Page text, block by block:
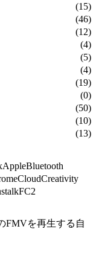
(15)
(46)
(12)
(4)
(5)
(4)
(19)
(0)
(50)
(10)
(13)
AppleBluetooth
CloudCreativity
FC2
FMVを再生する自